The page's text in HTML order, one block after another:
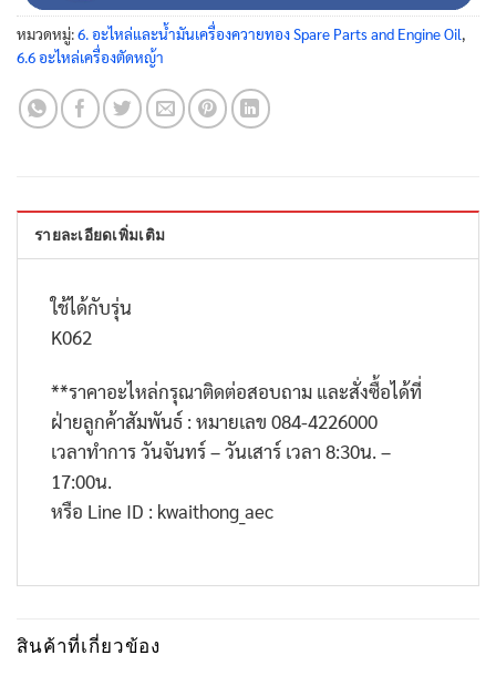
หมวดหมู่:6. อะไหล่และน้ำมันเครื่องควายทอง Spare Parts and Engine Oil
6.6 อะไหล่เครื่องตัดหญ้า
รายละเอียดเพิ่มเติม
ใช้ได้กับรุ่น
K062
**ราคาอะไหล่กรุณาติดต่อสอบถาม และสั่งซื้อได้ที่
ฝ่ายลูกค้าสัมพันธ์ : หมายเลข 084-4226000
เวลาทำการ วันจันทร์ – วันเสาร์ เวลา 8:30น. –
17:00น.
หรือ Line ID : kwaithong_aec
สินค้าที่เกี่ยวข้อง